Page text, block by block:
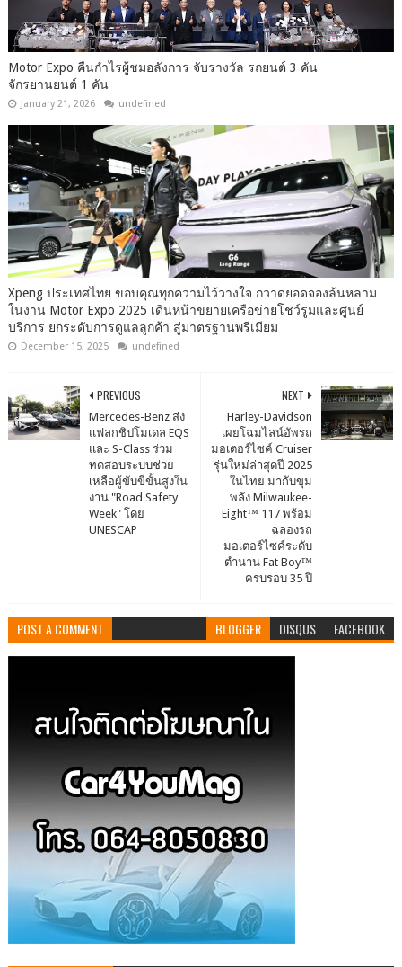
Motor Expo คืนกำไรผู้ชมอลังการ จับรางวัล รถยนต์ 3 คัน
จักรยานยนต์ 1 คัน
January 21, 2026 undefined
Xpeng ประเทศไทย ขอบคุณทุกความไว้วางใจ กวาดยอดจองล้นหลาม
ในงาน Motor Expo 2025 เดินหน้าขยายเครือข่ายโชว์รูมและศูนย์
บริการ ยกระดับการดูแลลูกค้า สู่มาตรฐานพรีเมียม
December 15, 2025 undefined
NEXT
Harley-Davidson
เผยโฉมไลน์อัพรถ
มอเตอร์ไซค์ Cruiser
รุ่นใหม่ล่าสุดปี 2025
ในไทย มากับขุม
พลัง Milwaukee-
Eight™ 117 พร้อม
ฉลองรถ
มอเตอร์ไซค์ระดับ
ตำนาน Fat Boy™
ครบรอบ 35 ปี
PREVIOUS
Mercedes-Benz ส่ง
แฟลกชิปโมเดล EQS
และ S-Class ร่วม
ทดสอบระบบช่วย
เหลือผู้ขับขี่ขั้นสูงใน
งาน "Road Safety
Week" โดย
UNESCAP
POST A COMMENT BLOGGER DISQUS FACEBOOK